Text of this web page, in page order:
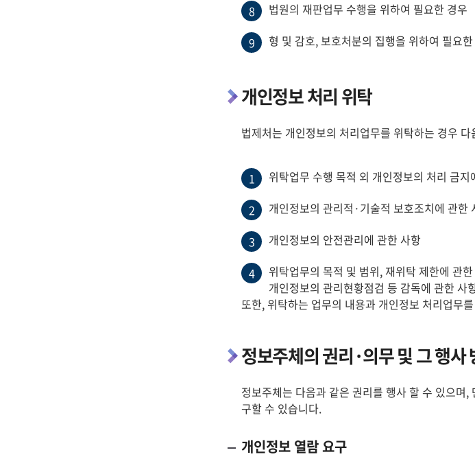
8 법원의 재판업무 수행을 위하여 필요한 경우
9 형 및 감호, 보호처분의 집행을 위하여 필요
개인정보 처리 위탁
법제처는 개인정보의 처리업무를 위탁하는 경우
1 위탁업무 수행 목적 외 개인정보의 처리 금지
2 개인정보의 관리적·기술적 보호조치에 관한
3 개인정보의 안전관리에 관한 사항
4
위탁업무의 목적 및 범위, 재위탁 제한에 관
개인정보의 관리현황점검 등 감독에 관한
또한, 위탁하는 업무의 내용과 개인정보 처리업무
정보주체의 권리·의무 및 그 행사
정보주체는 다음과 같은 권리를 행사 할 수 있으며
구할 수 있습니다.
개인정보 열람 요구